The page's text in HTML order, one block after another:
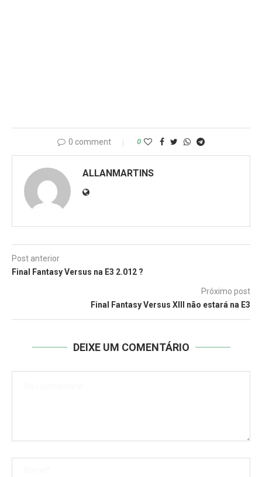
0 comment 0
ALLANMARTINS
Post anterior
Final Fantasy Versus na E3 2.012 ?
Próximo post
Final Fantasy Versus XIII não estará na E3
DEIXE UM COMENTÁRIO